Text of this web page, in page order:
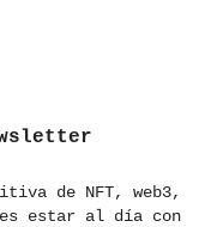
de NFT, web3,
estar al día con